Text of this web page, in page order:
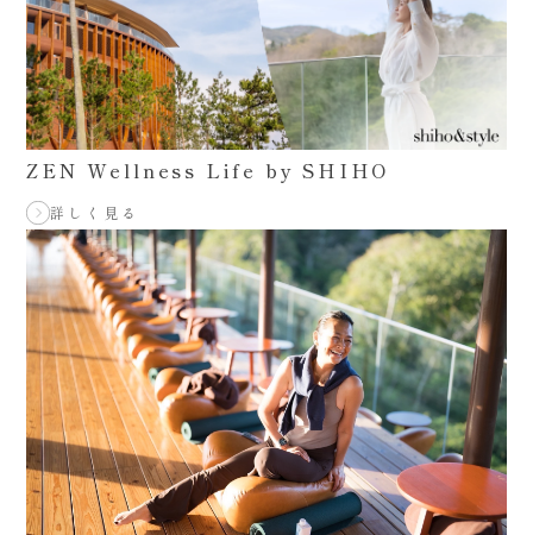
ZEN Wellness Life by SHIHO
詳しく見る